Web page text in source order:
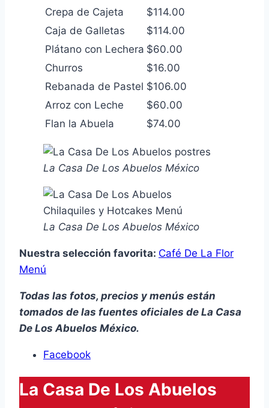
Crepa de Cajeta
$114.00
Caja de Galletas
$114.00
Plátano con Lechera $60.00
Churros
$16.00
Rebanada de Pastel $106.00
Arroz con Leche
$60.00
Flan la Abuela
$74.00
La Casa De Los Abuelos México
La Casa De Los Abuelos México
Nuestra selección favorita: Café De La Flor
Menú
Todas las fotos, precios y menús están
tomados de las fuentes oficiales de La Casa
De Los Abuelos México.
Facebook
La Casa De Los Abuelos